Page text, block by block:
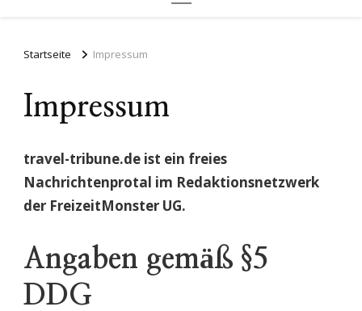
Startseite Impressum
Impressum
travel-tribune.de ist ein freies
Nachrichtenprotal im Redaktionsnetzwerk
der FreizeitMonster UG.
Angaben gemäß §5
DDG